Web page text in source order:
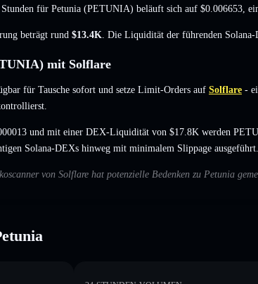
für Petunia (PETUNIA) beläuft sich auf $0.006653
beträgt rund $13.4K . Die Liquidität der führenden
mit Solflare
für Tausche sofort und setze Limit-Orders auf Solflare -
und mit einer DEX-Liquidität von $17.8K werden
Solana-DEXs hinweg mit minimalem Slippage ausgeführt.
von Solflare hat potenzielle Bedenken zu Petunia